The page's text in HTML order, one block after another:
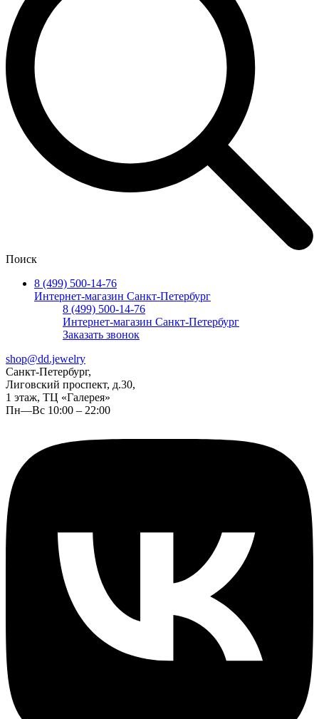
Поиск
8 (499) 500-14-76
Интернет-магазин Санкт-Петербург
8 (499) 500-14-76
Интернет-магазин Санкт-Петербург
Заказать звонок
shop@dd.jewelry
Санкт-Петербург,
Лиговский проспект, д.30,
1 этаж, ТЦ «Галерея»
Пн—Вс 10:00 – 22:00